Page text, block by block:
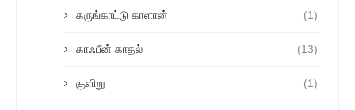
கருங்காட்டு காளான் (1)
காஃபீன் காதல் (13)
குளிறு (1)